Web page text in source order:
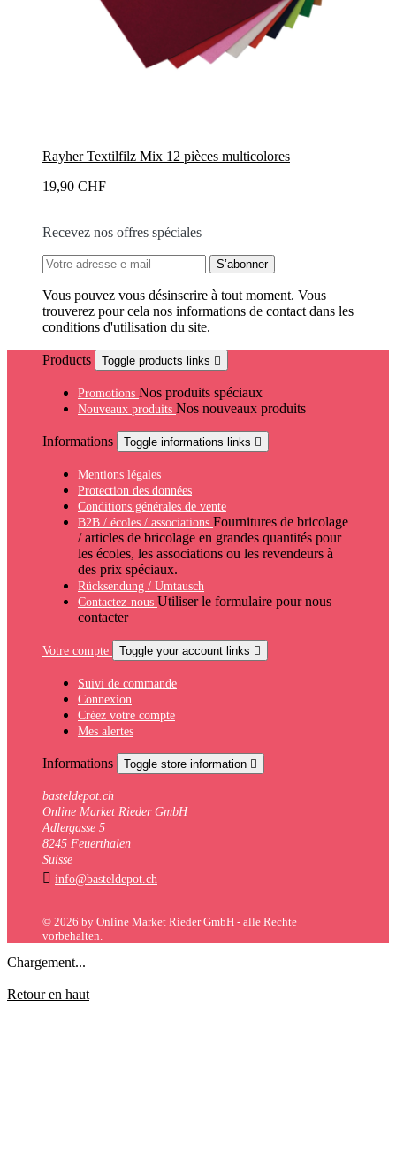
Rayher Textilfilz Mix 12 pièces multicolores
19,90 CHF
Recevez nos offres spéciales
Vous pouvez vous désinscrire à tout moment. Vous
trouverez pour cela nos informations de contact dans les
conditions d'utilisation du site.
Products Toggle products links 
Promotions Nos produits spéciaux
Nouveaux produits Nos nouveaux produits
Informations Toggle informations links 
Mentions légales
Protection des données
Conditions générales de vente
B2B / écoles / associations Fournitures de bricolage
/ articles de bricolage en grandes quantités pour
les écoles, les associations ou les revendeurs à
des prix spéciaux.
Rücksendung / Umtausch
Contactez-nous Utiliser le formulaire pour nous
contacter
Votre compte Toggle your account links 
Suivi de commande
Connexion
Créez votre compte
Mes alertes
Informations Toggle store information 
basteldepot.ch
Online Market Rieder GmbH
Adlergasse 5
8245 Feuerthalen
Suisse
 info@basteldepot.ch
© 2026 by Online Market Rieder GmbH - alle Rechte
vorbehalten.
Chargement...
Retour en haut